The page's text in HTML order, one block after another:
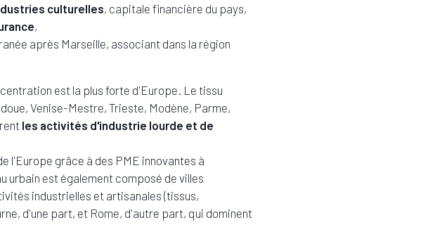
culturelles, capitale financière du pays,
,
après Marseille, associant dans la région
est la plus forte d'Europe. Le tissu
Venise-Mestre, Trieste, Modène, Parme,
les activités d'industrie lourde et de
l'Europe grâce à des PME innovantes à
est également composé de villes
industrielles et artisanales (tissus,
d'une part, et Rome, d'autre part, qui dominent